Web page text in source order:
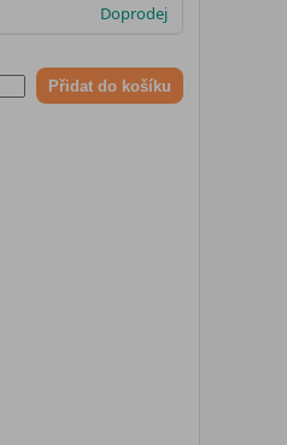
Doprodej
Přidat do košíku